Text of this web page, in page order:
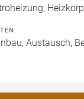
Austausch,